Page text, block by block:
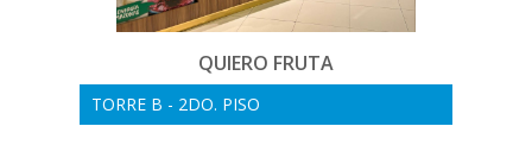
QUIERO FRUTA
TORRE B - 2DO. PISO